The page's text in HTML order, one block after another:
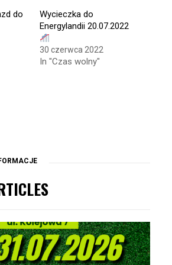
do
Wycieczka do
Energylandii 20.07.2022
30 czerwca 2022
In "Czas wolny"